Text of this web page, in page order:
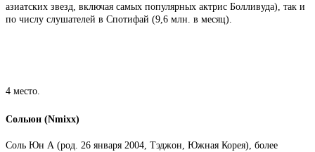
азиатских звезд, включая самых популярных актрис Болливуда), так и
по числу слушателей в Спотифай (9,6 млн. в месяц).
4 место.
Сольюн (Nmixx)
Соль Юн А (род. 26 января 2004, Тэджон, Южная Корея), более